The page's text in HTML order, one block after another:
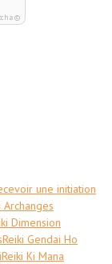
©
une initiation
Archanges
Dimension
Reiki Gendai Ho
Reiki Ki Mana